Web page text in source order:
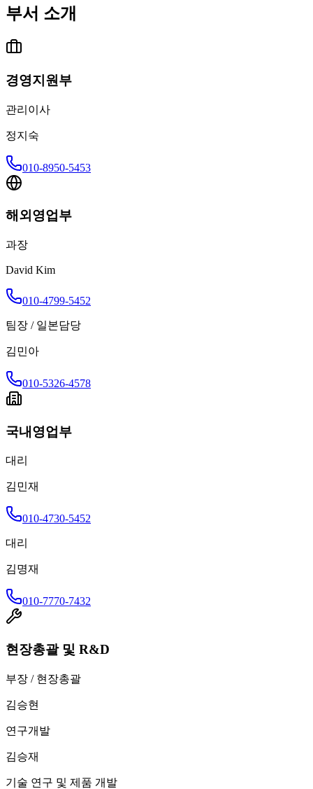
부서 소개
경영지원부
관리이사
정지숙
010-8950-5453
해외영업부
과장
David Kim
010-4799-5452
팀장 / 일본담당
김민아
010-5326-4578
국내영업부
대리
김민재
010-4730-5452
대리
김명재
010-7770-7432
현장총괄 및 R&D
부장 / 현장총괄
김승현
연구개발
김승재
기술 연구 및 제품 개발